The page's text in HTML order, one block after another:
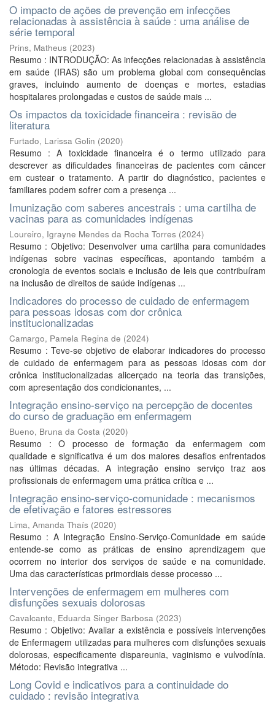
O impacto de ações de prevenção em infecções
relacionadas à assistência à saúde : uma análise de
série temporal
Prins, Matheus (2023)
Resumo : INTRODUÇÃO: As infecções relacionadas à assistência
em saúde (IRAS) são um problema global com consequências
graves, incluindo aumento de doenças e mortes, estadias
hospitalares prolongadas e custos de saúde mais ...
Os impactos da toxicidade financeira : revisão de
literatura
Furtado, Larissa Golin (2020)
Resumo : A toxicidade financeira é o termo utilizado para
descrever as dificuldades financeiras de pacientes com câncer
em custear o tratamento. A partir do diagnóstico, pacientes e
familiares podem sofrer com a presença ...
Imunização com saberes ancestrais : uma cartilha de
vacinas para as comunidades indígenas
Loureiro, Igrayne Mendes da Rocha Torres (2024)
Resumo : Objetivo: Desenvolver uma cartilha para comunidades
indígenas sobre vacinas específicas, apontando também a
cronologia de eventos sociais e inclusão de leis que contribuíram
na inclusão de direitos de saúde indígenas ...
Indicadores do processo de cuidado de enfermagem
para pessoas idosas com dor crônica
institucionalizadas
Camargo, Pamela Regina de (2024)
Resumo : Teve-se objetivo de elaborar indicadores do processo
de cuidado de enfermagem para as pessoas idosas com dor
crônica institucionalizadas alicerçado na teoria das transições,
com apresentação dos condicionantes, ...
Integração ensino-serviço na percepção de docentes
do curso de graduação em enfermagem
Bueno, Bruna da Costa (2020)
Resumo : O processo de formação da enfermagem com
qualidade e significativa é um dos maiores desafios enfrentados
nas últimas décadas. A integração ensino serviço traz aos
profissionais de enfermagem uma prática crítica e ...
Integração ensino-serviço-comunidade : mecanismos
de efetivação e fatores estressores
Lima, Amanda Thaís (2020)
Resumo : A Integração Ensino-Serviço-Comunidade em saúde
entende-se como as práticas de ensino aprendizagem que
ocorrem no interior dos serviços de saúde e na comunidade.
Uma das características primordiais desse processo ...
Intervenções de enfermagem em mulheres com
disfunções sexuais dolorosas
Cavalcante, Eduarda Singer Barbosa (2023)
Resumo : Objetivo: Avaliar a existência e possíveis intervenções
de Enfermagem utilizadas para mulheres com disfunções sexuais
dolorosas, especificamente dispareunia, vaginismo e vulvodínia.
Método: Revisão integrativa ...
Long Covid e indicativos para a continuidade do
cuidado : revisão integrativa